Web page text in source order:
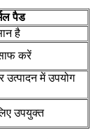
पैड
है
करें
में उपयोग
उपयुक्त